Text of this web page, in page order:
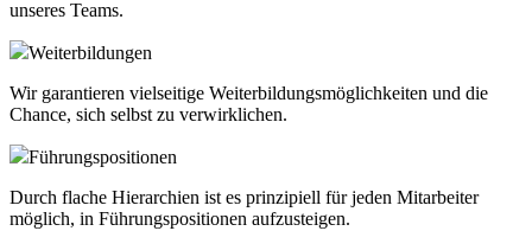
unseres Teams.
Weiterbildungen
Wir garantieren vielseitige Weiterbildungsmöglichkeiten und die
Chance, sich selbst zu verwirklichen.
Führungspositionen
Durch flache Hierarchien ist es prinzipiell für jeden Mitarbeiter
möglich, in Führungspositionen aufzusteigen.